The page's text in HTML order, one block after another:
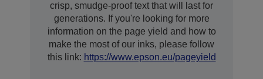
crisp, smudge-proof text that will last for
generations. If you're looking for more
information on the page yield and how to
make the most of our inks, please follow
this link: https://www.epson.eu/pageyield